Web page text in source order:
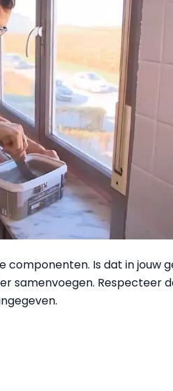
Is dat in jouw
samenvoegen. Respecteer